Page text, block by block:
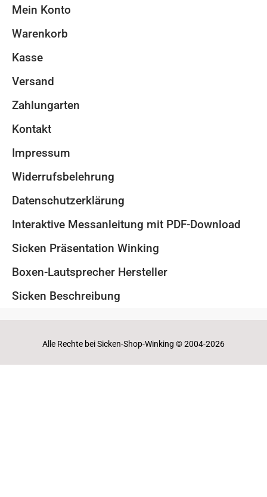
Mein Konto
Warenkorb
Kasse
Versand
Zahlungarten
Kontakt
Impressum
Widerrufsbelehrung
Datenschutzerklärung
Interaktive Messanleitung mit PDF-Download
Sicken Präsentation Winking
Boxen-Lautsprecher Hersteller
Sicken Beschreibung
Alle Rechte bei Sicken-Shop-Winking © 2004-2026